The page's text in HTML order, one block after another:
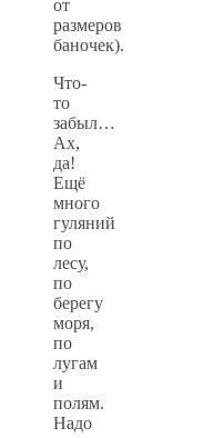
от
размеров
баночек).
Что-
то
забыл…
Ах,
да!
Ещё
много
гуляний
по
лесу,
по
берегу
моря,
по
лугам
и
полям.
Надо